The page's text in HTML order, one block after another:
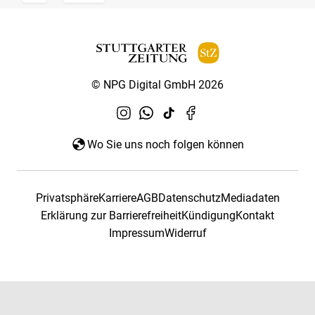
© NPG Digital GmbH 2026
Wo Sie uns noch folgen können
PrivatsphäreKarriereAGBDatenschutzMediadaten
Erklärung zur BarrierefreiheitKündigungKontakt
ImpressumWiderruf